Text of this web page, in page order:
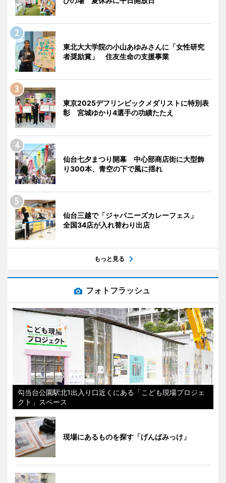
東北大大学院の小山あゆみさんに「女性研究
者奨励賞」 住友生命の支援事業
東京2025デフリンピックメダリストに特別表
彰 宮城ゆかり4選手の功績たたえ
仙台七夕まつり開幕 中心部商店街に大型飾
り300本、青空の下で風に揺れ
仙台三越で「ジャパニーズカレーフェス」
全国34店が入れ替わり出店
もっと見る
フォトフラッシュ
勾当台公園駅北1出入り口近くにある「こども現場プロジェ
クト」スペース
現場にあるものを探す「げんばみっけ」